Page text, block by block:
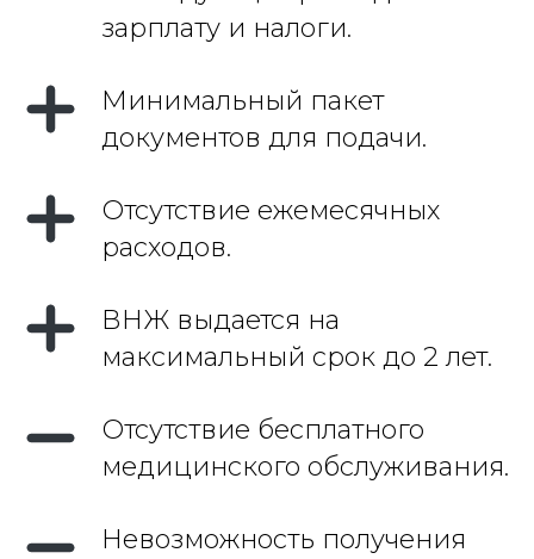
зарплату и налоги.
Минимальный пакет
документов для подачи.
Отсутствие ежемесячных
расходов.
ВНЖ выдается на
максимальный срок до 2 лет.
Отсутствие бесплатного
медицинского обслуживания.
Невозможность получения
скидок!
мы свяжемся в
течение часа